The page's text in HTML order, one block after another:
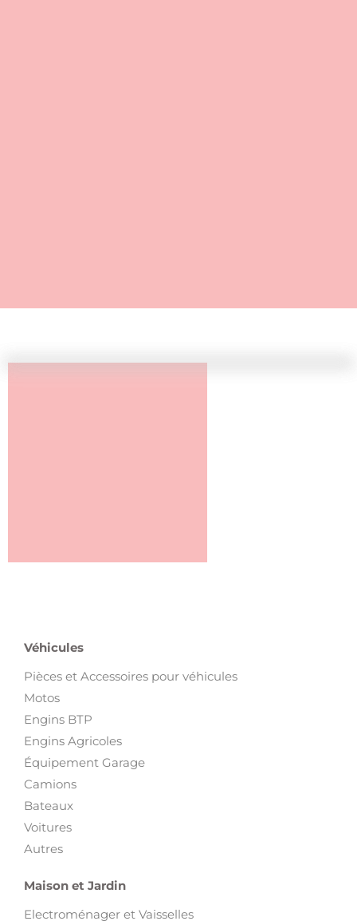
Véhicules
Pièces et Accessoires pour véhicules
Motos
Engins BTP
Engins Agricoles
Équipement Garage
Camions
Bateaux
Voitures
Autres
Maison et Jardin
Electroménager et Vaisselles